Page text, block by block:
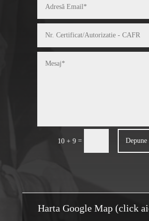
10 + 9 =
Harta Google Map (click